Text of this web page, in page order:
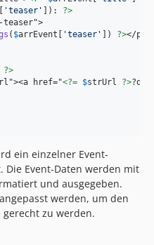
'teaser ' ]): ?>
teaser">
( $arrEvent 'teaser ' ]) ?></p>
?>
href="
<?= $strUrl ?>
ein einzelner Event-
Die Event-Daten werden mit
und ausgegeben.
werden, um den
zu werden.